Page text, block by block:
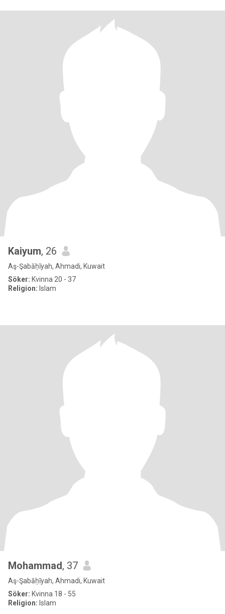
Kaiyum, 26
Aş-Şabāḥīyah, Ahmadi, Kuwait
Söker: Kvinna 20 - 37
Religion: Islam
Mohammad, 37
Aş-Şabāḥīyah, Ahmadi, Kuwait
Söker: Kvinna 18 - 55
Religion: Islam